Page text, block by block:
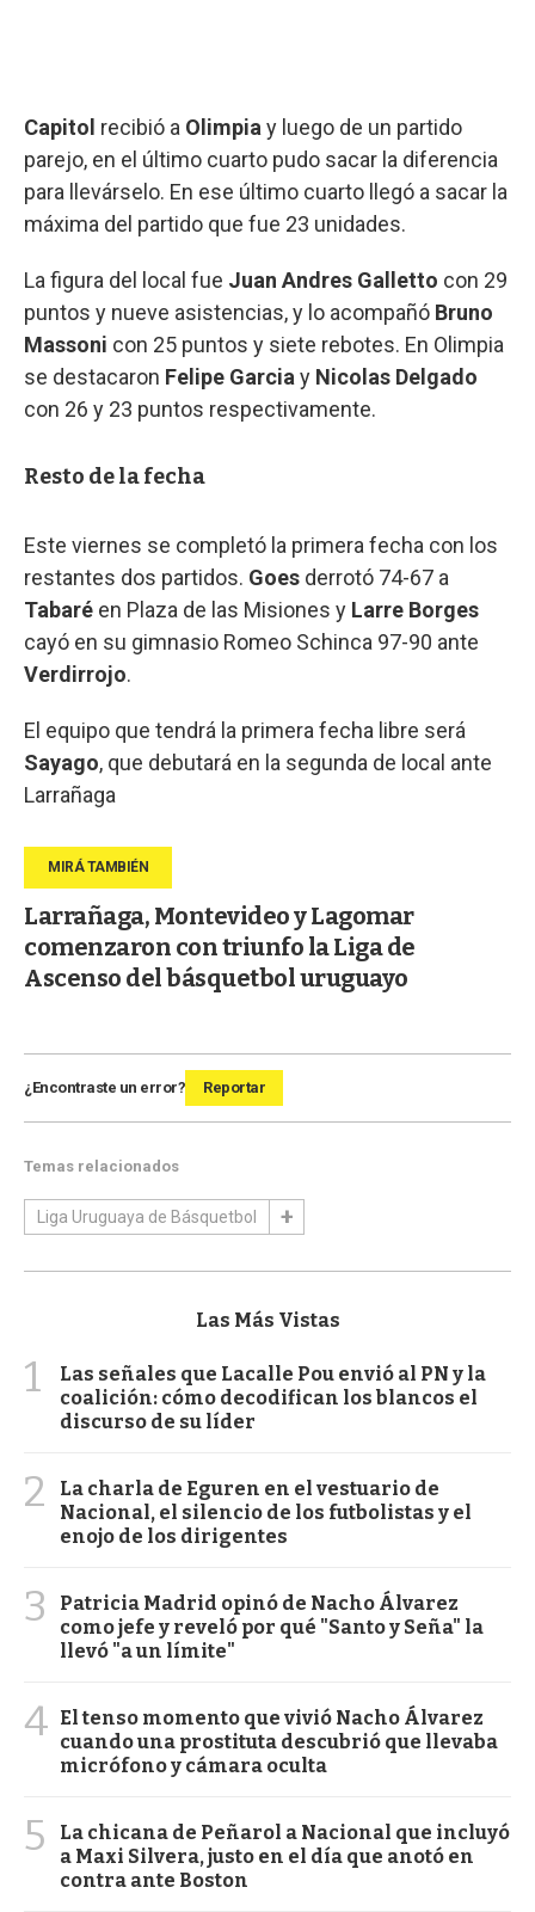
Capitol recibió a Olimpia y luego de un partido
parejo, en el último cuarto pudo sacar la diferencia
para llevárselo. En ese último cuarto llegó a sacar la
máxima del partido que fue 23 unidades.
La figura del local fue Juan Andres Galletto con 29
puntos y nueve asistencias, y lo acompañó Bruno
Massoni con 25 puntos y siete rebotes. En Olimpia
se destacaron Felipe Garcia y Nicolas Delgado
con 26 y 23 puntos respectivamente.
Resto de la fecha
Este viernes se completó la primera fecha con los
restantes dos partidos. Goes derrotó 74-67 a
Tabaré en Plaza de las Misiones y Larre Borges
cayó en su gimnasio Romeo Schinca 97-90 ante
Verdirrojo.
El equipo que tendrá la primera fecha libre será
Sayago, que debutará en la segunda de local ante
Larrañaga
Larrañaga, Montevideo y Lagomar
comenzaron con triunfo la Liga de
Ascenso del básquetbol uruguayo
¿Encontraste un error? Reportar
Temas relacionados
Liga Uruguaya de Básquetbol
Las Más Vistas
1
Las señales que Lacalle Pou envió al PN y la
coalición: cómo decodifican los blancos el
discurso de su líder
2
La charla de Eguren en el vestuario de
Nacional, el silencio de los futbolistas y el
enojo de los dirigentes
3
Patricia Madrid opinó de Nacho Álvarez
como jefe y reveló por qué "Santo y Seña" la
llevó "a un límite"
4 El tenso momento que vivió Nacho Álvarez
cuando una prostituta descubrió que llevaba
micrófono y cámara oculta
5
La chicana de Peñarol a Nacional que incluyó
a Maxi Silvera, justo en el día que anotó en
contra ante Boston